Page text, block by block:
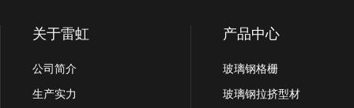
关于雷虹
公司简介
生产实力
产品中心
玻璃钢格栅
玻璃钢拉挤型材